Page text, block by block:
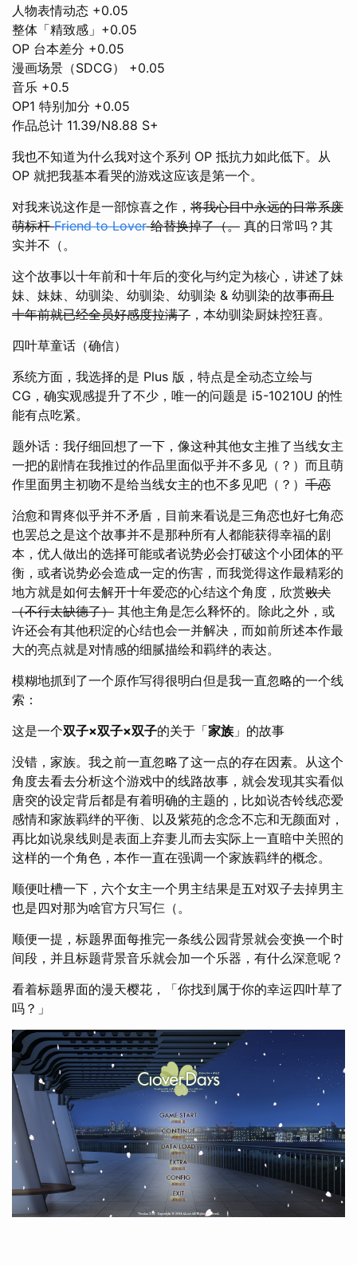
人物表情动态 +0.05
整体「精致感」+0.05
OP 台本差分 +0.05
漫画场景（SDCG） +0.05
音乐 +0.5
OP1 特别加分 +0.05
作品总计 11.39/N8.88 S+
我也不知道为什么我对这个系列 OP 抵抗力如此低下。从
OP 就把我基本看哭的游戏这应该是第一个。
对我来说这作是一部惊喜之作， 将我心目中永远的日常系废
萌标杆Friend to Lover给替换掉了（。 真的日常吗？其
实并不（。
这个故事以十年前和十年后的变化与约定为核心，讲述了妹
妹、妹妹、幼驯染、幼驯染、幼驯染 & 幼驯染的故事而且
十年前就已经全员好感度拉满了 ，本幼驯染厨妹控狂喜。
四叶草童话（确信）
系统方面，我选择的是 Plus 版，特点是全动态立绘与
CG，确实观感提升了不少，唯一的问题是 i5-10210U 的性
能有点吃紧。
题外话：我仔细回想了一下，像这种其他女主推了当线女主
一把的剧情在我推过的作品里面似乎并不多见（？）而且萌
作里面男主初吻不是给当线女主的也不多见吧（？） 千恋
治愈和胃疼似乎并不矛盾，目前来看说是三角恋也好七角恋
也罢总之是这个故事并不是那种所有人都能获得幸福的剧
本，优人做出的选择可能或者说势必会打破这个小团体的平
衡，或者说势必会造成一定的伤害，而我觉得这作最精彩的
地方就是如何去解开十年爱恋的心结这个角度，欣赏败犬
（不行太缺德了） 其他主角是怎么释怀的。除此之外，或
许还会有其他积淀的心结也会一并解决，而如前所述本作最
大的亮点就是对情感的细腻描绘和羁绊的表达。
模糊地抓到了一个原作写得很明白但是我一直忽略的一个线
索：
这是一个双子×双子×双子的关于「家族 」的故事
没错，家族。我之前一直忽略了这一点的存在因素。从这个
角度去看去分析这个游戏中的线路故事，就会发现其实看似
唐突的设定背后都是有着明确的主题的，比如说杏铃线恋爱
感情和家族羁绊的平衡、以及紫苑的念念不忘和无颜面对，
再比如说泉线则是表面上弃妻儿而去实际上一直暗中关照的
这样的一个角色，本作一直在强调一个家族羁绊的概念。
顺便吐槽一下，六个女主一个男主结果是五对双子去掉男主
也是四对那为啥官方只写仨（。
顺便一提，标题界面每推完一条线公园背景就会变换一个时
间段，并且标题背景音乐就会加一个乐器，有什么深意呢？
看着标题界面的漫天樱花，「你找到属于你的幸运四叶草了
吗？」